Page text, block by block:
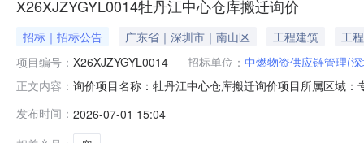
X26XJZYGYL0014牡丹江中心仓库搬迁询价
招标｜招标公告 广东省｜深圳市｜南山区 工程建筑
工程
项目编号： X26XJZYGYL0014 招标单位： 中燃物资供应链管理(
正文内容： 询价项目名称：牡丹江中心仓库搬迁询价项目所属区域
间：2026-07-0218:15:00相关要求：序号物料编码货物
发布时间： 2026-07-01 15:04